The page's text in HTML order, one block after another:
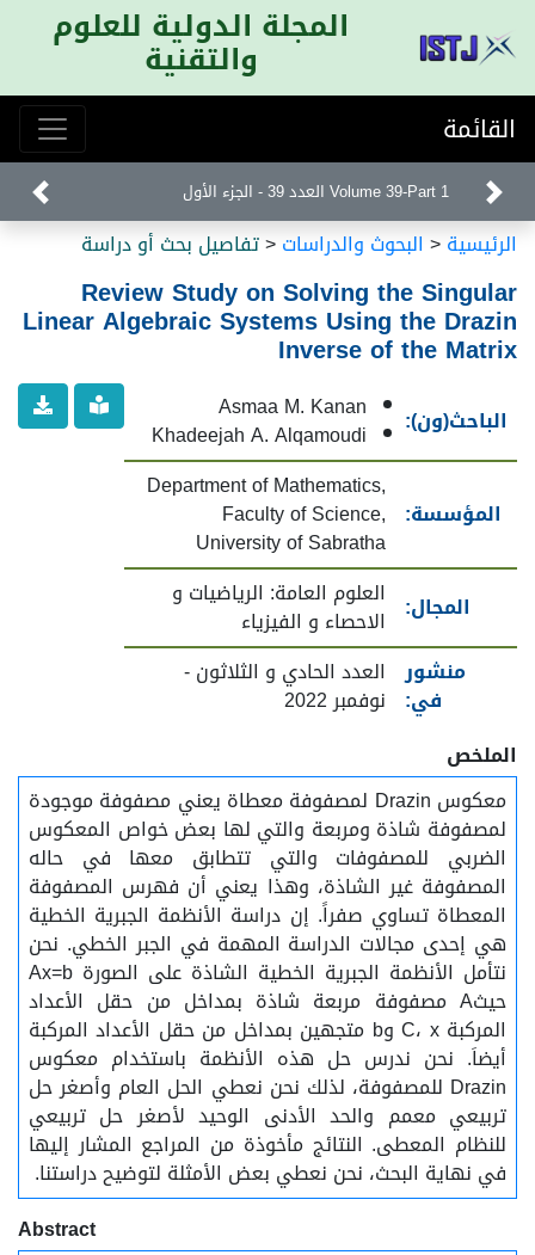
المجلة الدولية للعلوم
والتقنية
القائمة
Volume 39-Part 1 العدد 39 - الجزء الأول
الرئيسية< البحوث والدراسات<تفاصيل بحث أو دراسة
Review Study on Solving the Singular
Linear Algebraic Systems Using the Drazin
Inverse of the Matrix
الباحث(ون): Asmaa M. Kanan
Khadeejah A. Alqamoudi
المؤسسة:
Department of Mathematics,
Faculty of Science,
University of Sabratha
المجال:
العلوم العامة: الرياضيات و
الاحصاء و الفيزياء
منشور
في:
العدد الحادي و الثلاثون -
نوفمبر 2022
الملخص
معكوس Drazin لمصفوفة معطاة يعني مصفوفة موجودة
لمصفوفة شاذة ومربعة والتي لها بعض خواص المعكوس
الضربي للمصفوفات والتي تتطابق معها في حاله
المصفوفة غير الشاذة، وهذا يعني أن فهرس المصفوفة
المعطاة تساوي صفراً. إن دراسة الأنظمة الجبرية الخطية
هي إحدى مجالات الدراسة المهمة في الجبر الخطي. نحن
نتأمل الأنظمة الجبرية الخطية الشاذة على الصورة Ax=b
حيثA مصفوفة مربعة شاذة بمداخل من حقل الأعداد
المركبة C، x وb متجهين بمداخل من حقل الأعداد المركبة
أيضاَ. نحن ندرس حل هذه الأنظمة باستخدام معكوس
Drazin للمصفوفة، لذلك نحن نعطي الحل العام وأصغر حل
تربيعي معمم والحد الأدنى الوحيد لأصغر حل تربيعي
للنظام المعطى. النتائج مأخوذة من المراجع المشار إليها
في نهاية البحث، نحن نعطي بعض الأمثلة لتوضيح دراستنا.
Abstract